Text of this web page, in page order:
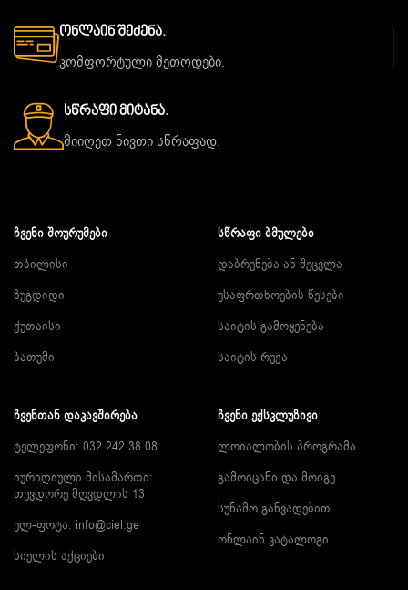
Ონლაინ Შეძენა.
კომფორტული მეთოდები.
Სწრაფი Მიტანა.
მიიღეთ ნივთი სწრაფად.
ᲩᲕᲔᲜᲘ ᲨᲝᲣᲠᲣᲛᲔᲑᲘ
თბილისი
ზუგდიდი
ქუთაისი
ბათუმი
ᲡᲬᲠᲐᲤᲘ ᲑᲛᲣᲚᲔᲑᲘ
დაბრუნება ან შეცვლა
უსაფრთხოების წესები
საიტის გამოყენება
საიტის რუქა
ᲩᲕᲔᲜᲗᲐᲜ ᲓᲐᲙᲐᲕᲨᲘᲠᲔᲑᲐ
ტელეფონი: 032 242 38 08
იურიდიული მისამართი:
თევდორე მღვდლის 13
ელ-ფოტა: info@ciel.ge
სიელის აქციები
ᲩᲕᲔᲜᲘ ᲔᲥᲡᲙᲚᲣᲖᲘᲕᲘ
ლოიალობის პროგრამა
გამოიცანი და მოიგე
სუნამო განვადებით
ონლაინ კატალოგი